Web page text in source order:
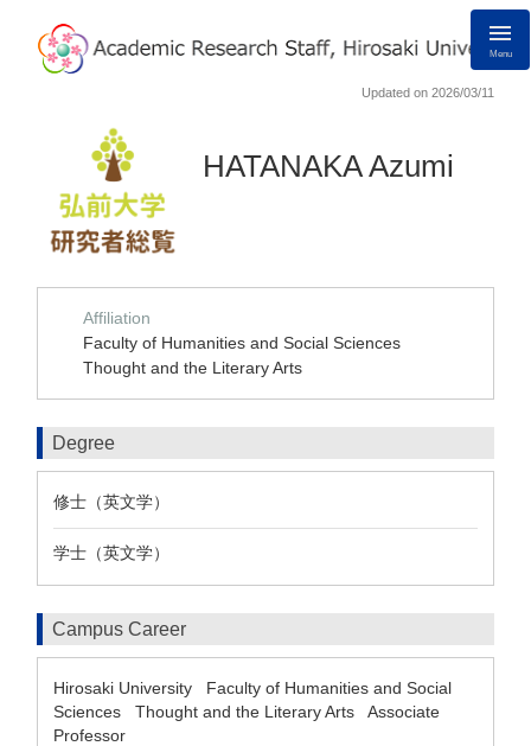
Menu
Updated on 2026/03/11
HATANAKA Azumi
Affiliation
Faculty of Humanities and Social Sciences
Thought and the Literary Arts
Degree
修士（英文学）
学士（英文学）
Campus Career
Hirosaki University Faculty of Humanities and Social
Sciences Thought and the Literary Arts Associate
Professor